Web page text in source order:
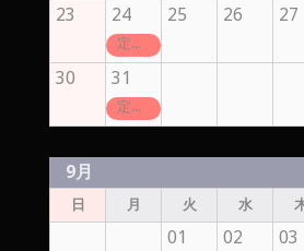
23 24
定休日
25 26 27
30 31
定休日
9月
日 月 火 水
01 02 03